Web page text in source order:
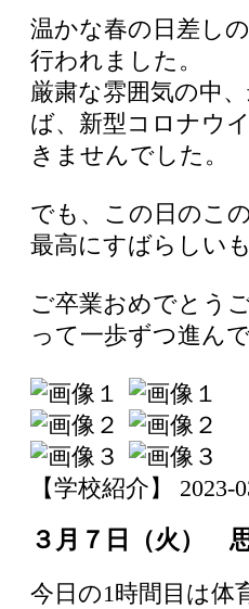
温かな春の日差し
行われました。
厳粛な雰囲気の中
ば、新型コロナウ
きませんでした。
でも、この日のこ
最高にすばらしい
ご卒業おめでとう
って一歩ずつ進ん
【学校紹介】 2023-
３月７日（火）
今日の1時間目は体